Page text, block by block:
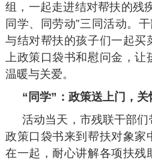
组，一起走进结对帮扶的残
同学、同劳动”三同活动。干
与结对帮扶的孩子们一起买
上政策口袋书和慰问金，
温暖与关爱。
“同学”：政策送上门，关
活动当天，市残联干部
政策口袋书来到帮扶对象家
在一起，耐心讲解各项扶残